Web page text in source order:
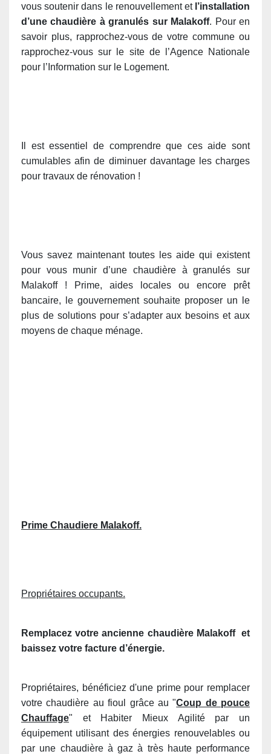
vous soutenir dans le renouvellement et l’installation
d’une chaudière à granulés sur Malakoff. Pour en
savoir plus, rapprochez-vous de votre commune ou
rapprochez-vous sur le site de l’Agence Nationale
pour l’Information sur le Logement.
Il est essentiel de comprendre que ces aide sont
cumulables afin de diminuer davantage les charges
pour travaux de rénovation !
Vous savez maintenant toutes les aide qui existent
pour vous munir d’une chaudière à granulés sur
Malakoff ! Prime, aides locales ou encore prêt
bancaire, le gouvernement souhaite proposer un le
plus de solutions pour s’adapter aux besoins et aux
moyens de chaque ménage.
Prime Chaudiere Malakoff.
Propriétaires occupants.
Remplacez votre ancienne chaudière Malakoffet
baissez votre facture d’énergie.
Propriétaires, bénéficiez d'une prime pour remplacer
votre chaudière au fioul grâce au "Coup de pouce
Chauffage" et Habiter Mieux Agilité par un
équipement utilisant des énergies renouvelables ou
par une chaudière à gaz à très haute performance